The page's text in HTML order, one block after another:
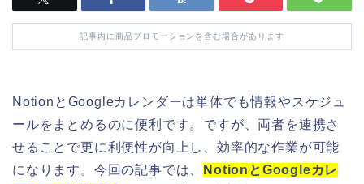
記事内に商品プロモーションを含む場合があります
NotionとGoogleカレンダーは単体でも情報やスケジュ
ールをまとめるのに便利です。 ですが、両者を連携さ
せることで更に利便性が向上し、効率的な作業が可能
になります。 今回の記事では、
NotionとGoogleカレ